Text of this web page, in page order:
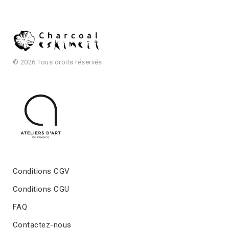
© 2026 Tous droits réservés
Conditions CGV
Conditions CGU
FAQ
Contactez-nous